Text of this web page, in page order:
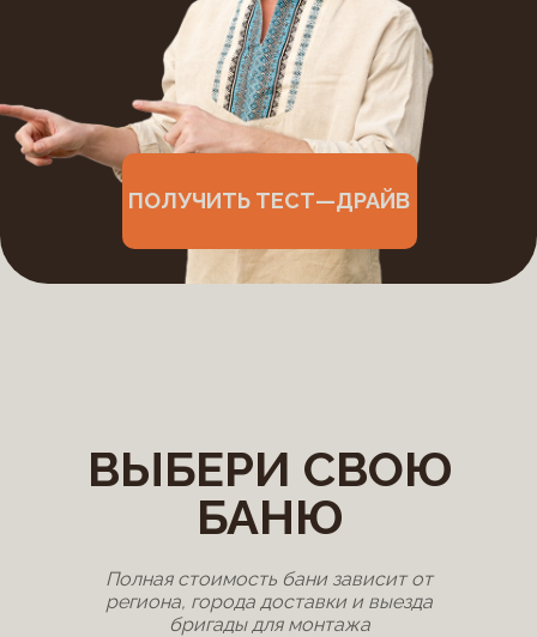
ПОЛУЧИТЬ ТЕСТ—ДРАЙВ
ВЫБЕРИ СВОЮ
БАНЮ
Полная стоимость бани зависит от
региона, города доставки и выезда
бригады для монтажа